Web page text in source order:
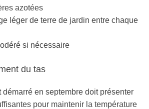
azotées
léger de terre de jardin entre chaque
si nécessaire
du tas
démarré en septembre doit présenter
pour maintenir la température